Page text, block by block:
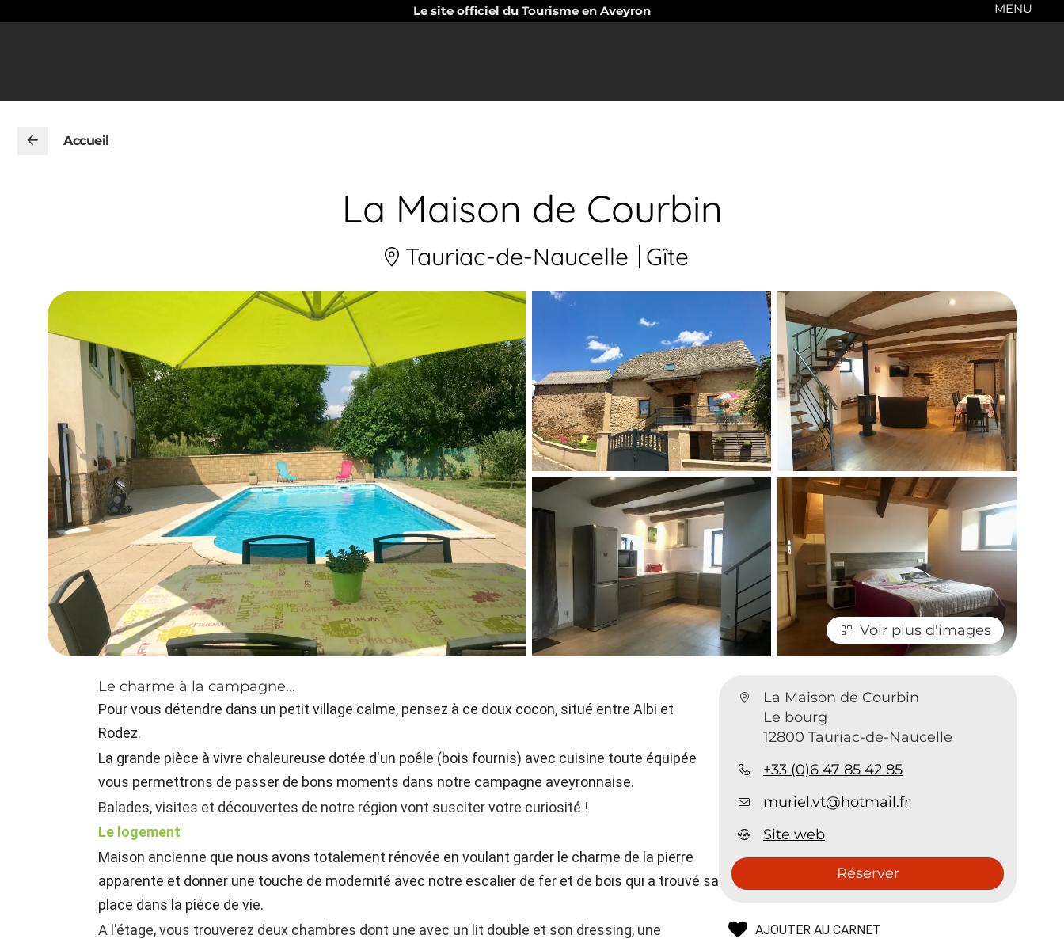
Le site officiel du Tourisme en Aveyron MENU
Accueil
La Maison de Courbin
Tauriac-de-Naucelle Gîte
Voir plus d'images
La Maison de Courbin
Le bourg
12800 Tauriac-de-Naucelle
+33 (0)6 47 85 42 85
muriel.vt@hotmail.fr
Site web
Réserver
AJOUTER AU CARNET
Le charme à la campagne...
Pour vous détendre dans un petit village calme, pensez à ce doux cocon, situé entre Albi et
Rodez.
La grande pièce à vivre chaleureuse dotée d'un poêle (bois fournis) avec cuisine toute équipée
vous permettrons de passer de bons moments dans notre campagne aveyronnaise.
Balades, visites et découvertes de notre région vont susciter votre curiosité !
Le logement
Maison ancienne que nous avons totalement rénovée en voulant garder le charme de la pierre
apparente et donner une touche de modernité avec notre escalier de fer et de bois qui a trouvé sa
place dans la pièce de vie.
A l'étage, vous trouverez deux chambres dont une avec un lit double et son dressing, une